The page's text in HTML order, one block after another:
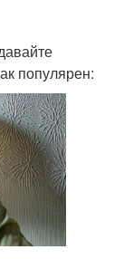
популярен: